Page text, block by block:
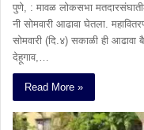
पुणे, : मावळ लोकसभा
नी सोमवारी आढावा घेतला.
सोमवारी (दि.४) सकाळी ही
देहूगाव,…
Read More »